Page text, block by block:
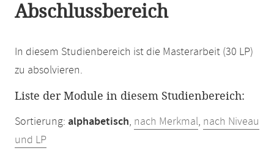
Abschlussbereich
In diesem Studienbereich ist die Masterarbeit (30 LP)
zu absolvieren.
Liste der Module in diesem Studienbereich:
Sortierung: alphabetisch, nach Merkmal, nach Niveau
und LP